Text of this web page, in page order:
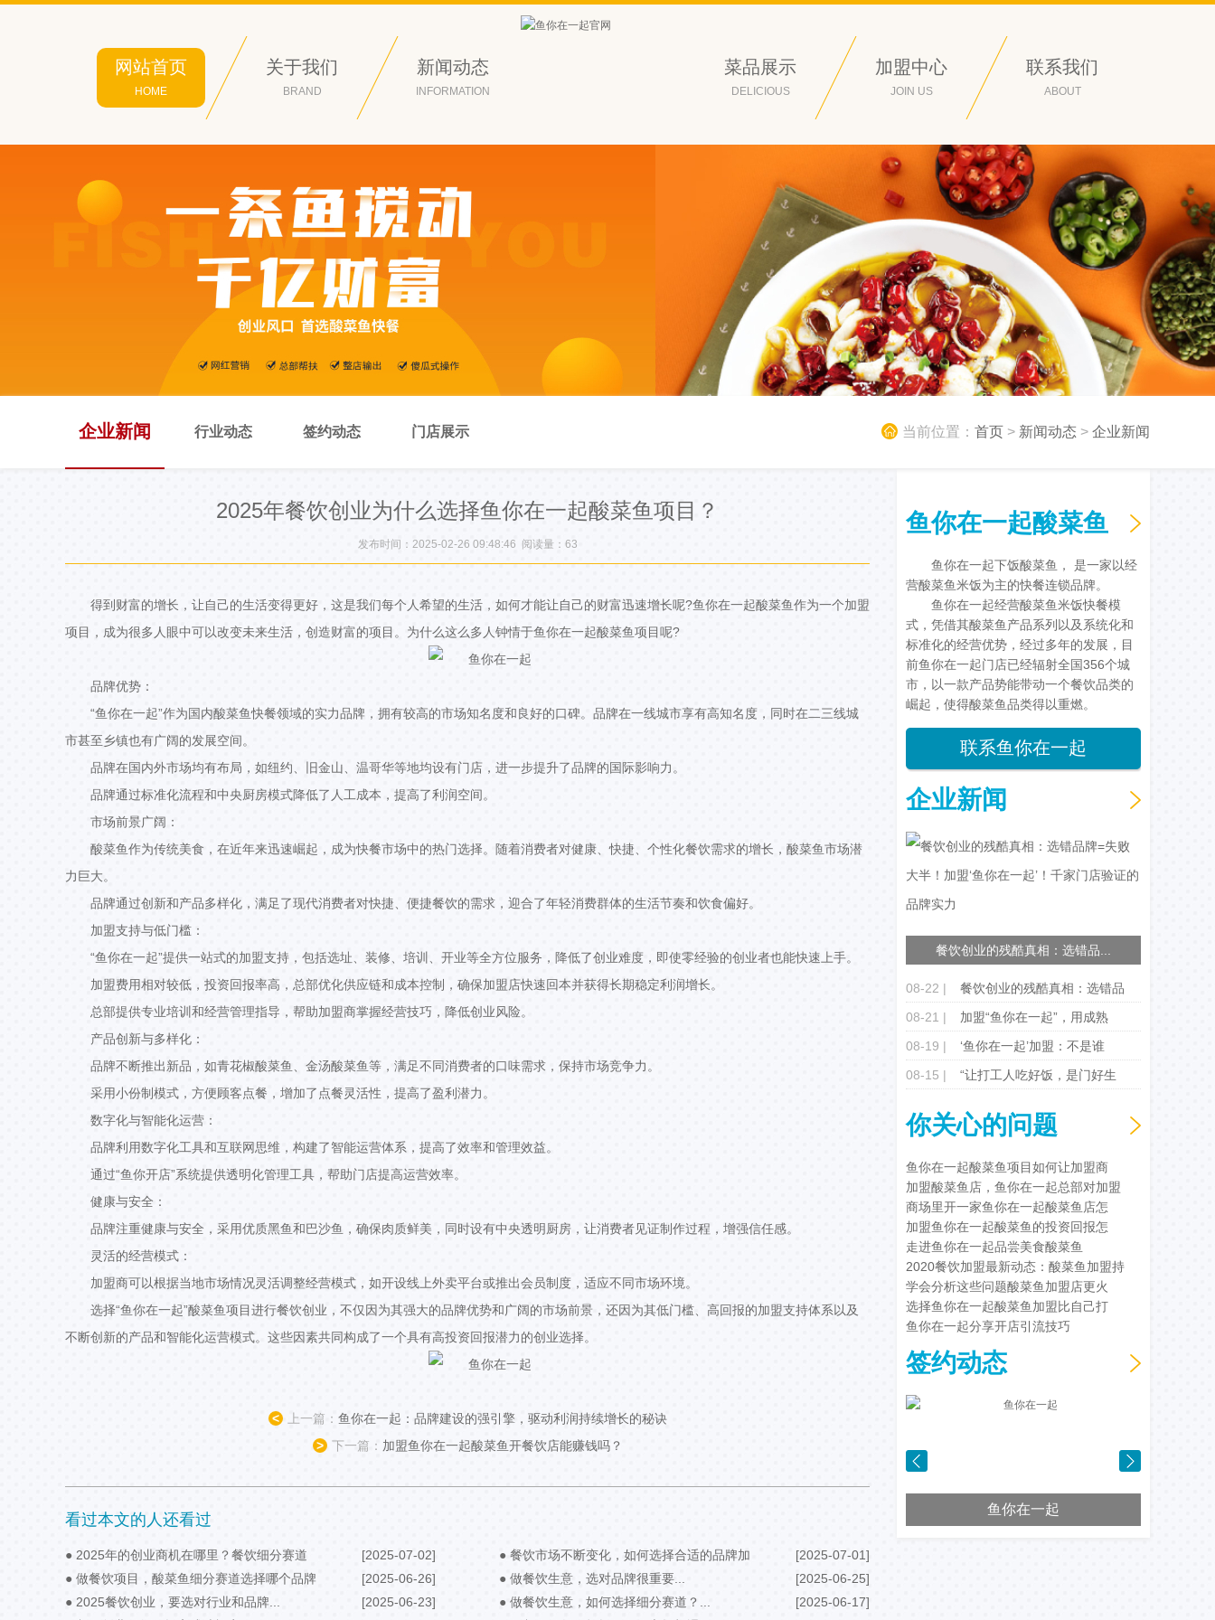
网站首页
HOME
关于我们
BRAND
新闻动态
INFORMATION
菜品展示
DELICIOUS
加盟中心
JOIN US
联系我们
ABOUT
当前位置： 首页 > 新闻动态 > 企业新闻
企业新闻 行业动态 签约动态 门店展示
2025年餐饮创业为什么选择鱼你在一起酸菜鱼项目？
发布时间：2025-02-26 09:48:46 阅读量： 63
得到财富的增长，让自己的生活变得更好，这是我们每个人希望的生活，如何才能让自己的财富迅速增长呢?鱼你在一起酸菜鱼作为一个加盟
项目，成为很多人眼中可以改变未来生活，创造财富的项目。为什么这么多人钟情于鱼你在一起酸菜鱼项目呢?
品牌优势：
“鱼你在一起”作为国内酸菜鱼快餐领域的实力品牌，拥有较高的市场知名度和良好的口碑。品牌在一线城市享有高知名度，同时在二三线城
市甚至乡镇也有广阔的发展空间。
品牌在国内外市场均有布局，如纽约、旧金山、温哥华等地均设有门店，进一步提升了品牌的国际影响力。
品牌通过标准化流程和中央厨房模式降低了人工成本，提高了利润空间。
市场前景广阔：
酸菜鱼作为传统美食，在近年来迅速崛起，成为快餐市场中的热门选择。随着消费者对健康、快捷、个性化餐饮需求的增长，酸菜鱼市场潜
力巨大。
品牌通过创新和产品多样化，满足了现代消费者对快捷、便捷餐饮的需求，迎合了年轻消费群体的生活节奏和饮食偏好。
加盟支持与低门槛：
“鱼你在一起”提供一站式的加盟支持，包括选址、装修、培训、开业等全方位服务，降低了创业难度，即使零经验的创业者也能快速上手。
加盟费用相对较低，投资回报率高，总部优化供应链和成本控制，确保加盟店快速回本并获得长期稳定利润增长。
总部提供专业培训和经营管理指导，帮助加盟商掌握经营技巧，降低创业风险。
产品创新与多样化：
品牌不断推出新品，如青花椒酸菜鱼、金汤酸菜鱼等，满足不同消费者的口味需求，保持市场竞争力。
采用小份制模式，方便顾客点餐，增加了点餐灵活性，提高了盈利潜力。
数字化与智能化运营：
品牌利用数字化工具和互联网思维，构建了智能运营体系，提高了效率和管理效益。
通过“鱼你开店”系统提供透明化管理工具，帮助门店提高运营效率。
健康与安全：
品牌注重健康与安全，采用优质黑鱼和巴沙鱼，确保肉质鲜美，同时设有中央透明厨房，让消费者见证制作过程，增强信任感。
灵活的经营模式：
加盟商可以根据当地市场情况灵活调整经营模式，如开设线上外卖平台或推出会员制度，适应不同市场环境。
选择“鱼你在一起”酸菜鱼项目进行餐饮创业，不仅因为其强大的品牌优势和广阔的市场前景，还因为其低门槛、高回报的加盟支持体系以及
不断创新的产品和智能化运营模式。这些因素共同构成了一个具有高投资回报潜力的创业选择。
< 上一篇： 鱼你在一起：品牌建设的强引擎，驱动利润持续增长的秘诀
> 下一篇： 加盟鱼你在一起酸菜鱼开餐饮店能赚钱吗？
看过本文的人还看过
[2025-07-02]
● 2025年的创业商机在哪里？餐饮细分赛道
要抓住...
[2025-07-01]
● 餐饮市场不断变化，如何选择合适的品牌加
盟？...
[2025-06-26]
● 做餐饮项目，酸菜鱼细分赛道选择哪个品牌
好？...
[2025-06-25]
● 做餐饮生意，选对品牌很重要...
[2025-06-23]
● 2025餐饮创业，要选对行业和品牌... [2025-06-17]
● 做餐饮生意，如何选择细分赛道？...
鱼你在一起酸菜鱼
鱼你在一起下饭酸菜鱼， 是一家以经
营酸菜鱼米饭为主的快餐连锁品牌。
鱼你在一起经营酸菜鱼米饭快餐模
式，凭借其酸菜鱼产品系列以及系统化和
标准化的经营优势，经过多年的发展，目
前鱼你在一起门店已经辐射全国356个城
市，以一款产品势能带动一个餐饮品类的
崛起，使得酸菜鱼品类得以重燃。
联系鱼你在一起
企业新闻
餐饮创业的残酷真相：选错品...
08-22 |
餐饮创业的残酷真相：选错品
08-21 |
加盟“鱼你在一起”，用成熟
08-19 |
‘鱼你在一起’加盟：不是谁
08-15 |
“让打工人吃好饭，是门好生
你关心的问题
鱼你在一起酸菜鱼项目如何让加盟商
加盟酸菜鱼店，鱼你在一起总部对加盟
商场里开一家鱼你在一起酸菜鱼店怎
加盟鱼你在一起酸菜鱼的投资回报怎
走进鱼你在一起品尝美食酸菜鱼
2020餐饮加盟最新动态：酸菜鱼加盟持
学会分析这些问题酸菜鱼加盟店更火
选择鱼你在一起酸菜鱼加盟比自己打
鱼你在一起分享开店引流技巧
签约动态
鱼你在一起